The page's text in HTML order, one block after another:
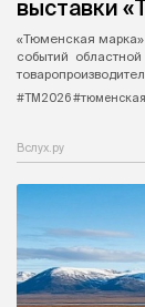
выставки
«Тюменская марка»
событий
#ТМ2026
Вслух.ру